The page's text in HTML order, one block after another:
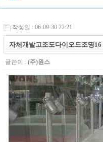
작성일 : 06-09-30 22:21
자체개발고조도다이오드조명16
글쓴이 : (주)원스